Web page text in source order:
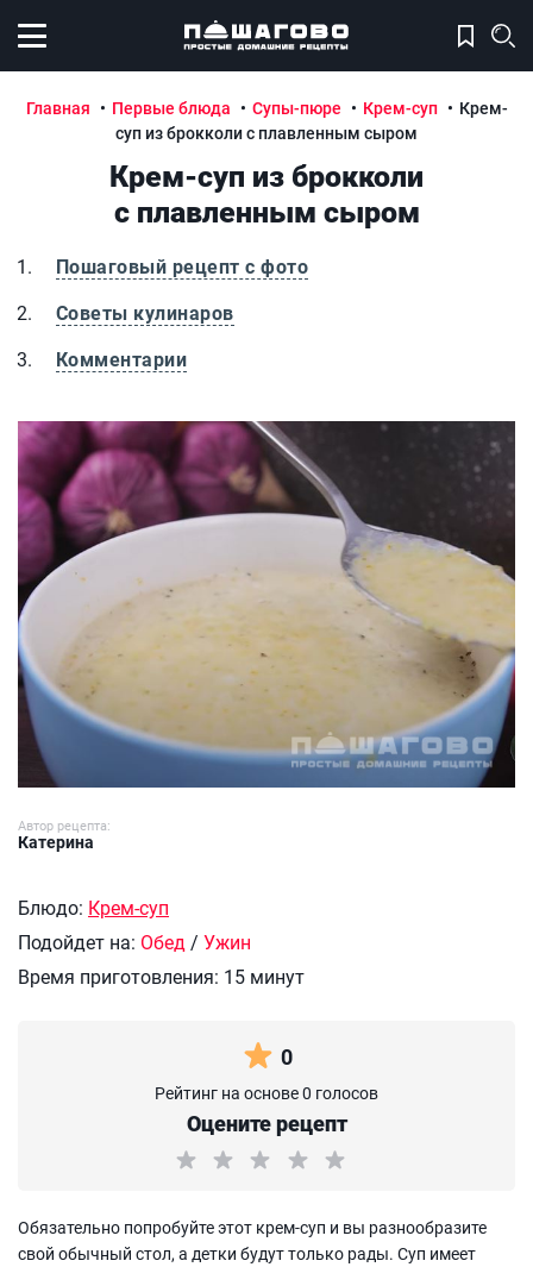
Открыть меню
Главная Первые блюда Супы-пюре Крем-суп
Крем-
суп из брокколи с плавленным сыром
Крем-суп из брокколи
с плавленным сыром
Пошаговый рецепт с фото
Советы кулинаров
Комментарии
Крем-суп из брокколи с плавленным сыром
Автор рецепта:
Катерина
Блюдо: Крем-суп
Подойдет на: Обед / Ужин
Время приготовления: 15 минут
0
Рейтинг на основе 0 голосов
Оцените рецепт
Обязательно попробуйте этот крем-суп и вы разнообразите
свой обычный стол, а детки будут только рады. Суп имеет